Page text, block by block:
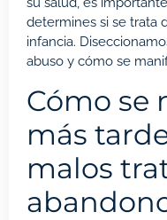
determines si se trata
infancia.
abuso y cómo se
Cómo se
más
malos